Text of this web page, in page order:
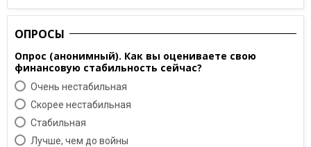
ОПРОСЫ
Опрос (анонимный). Как вы оцениваете свою
финансовую стабильность сейчас?
Очень нестабильная
Скорее нестабильная
Cтабильная
Лучше, чем до войны